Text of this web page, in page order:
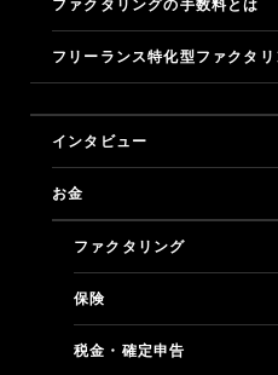
ロゴとデザイン
マガジン
問い合わせ
ログイン
ファクタリングの手数料とは
フリーランス特化型ファクタリ
インタビュー
お金
ファクタリング
保険
税金・確定申告